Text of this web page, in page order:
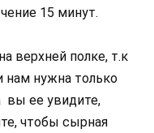
15 минут.
верхней полке, т.к
нам нужна только
вы ее увидите,
чтобы сырная